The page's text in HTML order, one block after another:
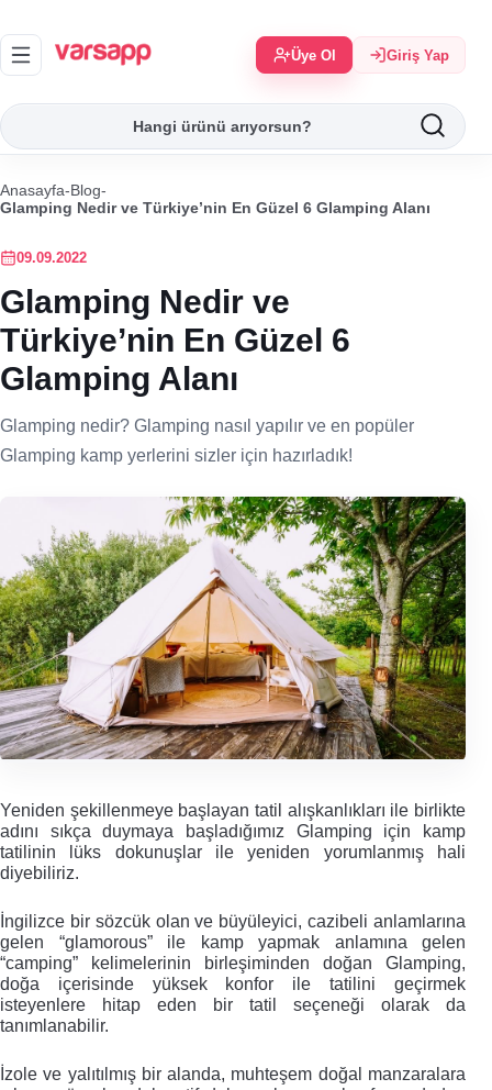
Üye Ol Giriş Yap
Anasayfa-Blog-
Glamping Nedir ve Türkiye’nin En Güzel 6 Glamping Alanı
09.09.2022
Glamping Nedir ve
Türkiye’nin En Güzel 6
Glamping Alanı
Glamping nedir? Glamping nasıl yapılır ve en popüler
Glamping kamp yerlerini sizler için hazırladık!
Yeniden şekillenmeye başlayan tatil alışkanlıkları ile birlikte
adını sıkça duymaya başladığımız Glamping için kamp
tatilinin lüks dokunuşlar ile yeniden yorumlanmış hali
diyebiliriz.
İngilizce bir sözcük olan ve büyüleyici, cazibeli anlamlarına
gelen “glamorous” ile kamp yapmak anlamına gelen
“camping” kelimelerinin birleşiminden doğan Glamping,
doğa içerisinde yüksek konfor ile tatilini geçirmek
isteyenlere hitap eden bir tatil seçeneği olarak da
tanımlanabilir.
İzole ve yalıtılmış bir alanda, muhteşem doğal manzaralara